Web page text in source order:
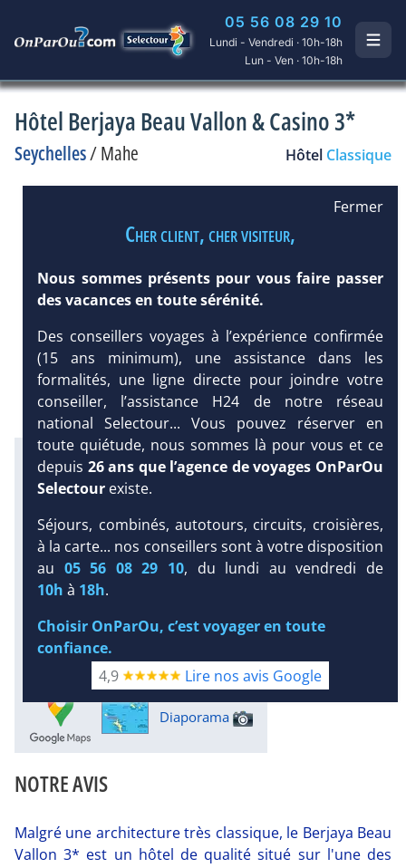
05 56 08 29 10
Lundi - Vendredi · 10h-18h
Lun - Ven · 10h-18h
Hôtel Berjaya Beau Vallon & Casino 3*
Seychelles/Mahe Hôtel Classique
DEMANDE
D’INFORMATIONS
RÉSERVATION
Infos météo :
29 °C
121 mm
28 °C
Infos plages :
Distance
< 100 m
Long.
Longueur
:
1.6 km
Équipement :
232
Tx
Infos golfs :
Distance depuis l'hôtel : 16 km
Plongée sous-marine :
Diaporama
NOTRE AVIS
Malgré une architecture très classique, le Berjaya Beau
Vallon 3* est un hôtel de qualité situé sur l'une des
Fermer
Cher client, cher visiteur,
Nous sommes présents pour vous faire passer
des vacances en toute sérénité.
Des conseillers voyages à l’expérience confirmée
(15 ans minimum), une assistance dans les
formalités, une ligne directe pour joindre votre
conseiller, l’assistance H24 de notre réseau
national Selectour... Vous pouvez réserver en
toute quiétude, nous sommes là pour vous et ce
depuis 26 ans que l’agence de voyages OnParOu
Selectour existe.
Séjours, combinés, autotours, circuits, croisières,
à la carte... nos conseillers sont à votre disposition
au 05 56 08 29 10, du lundi au vendredi de
10h à 18h.
Choisir OnParOu, c’est voyager en toute
confiance.
4,9
Lire nos avis Google